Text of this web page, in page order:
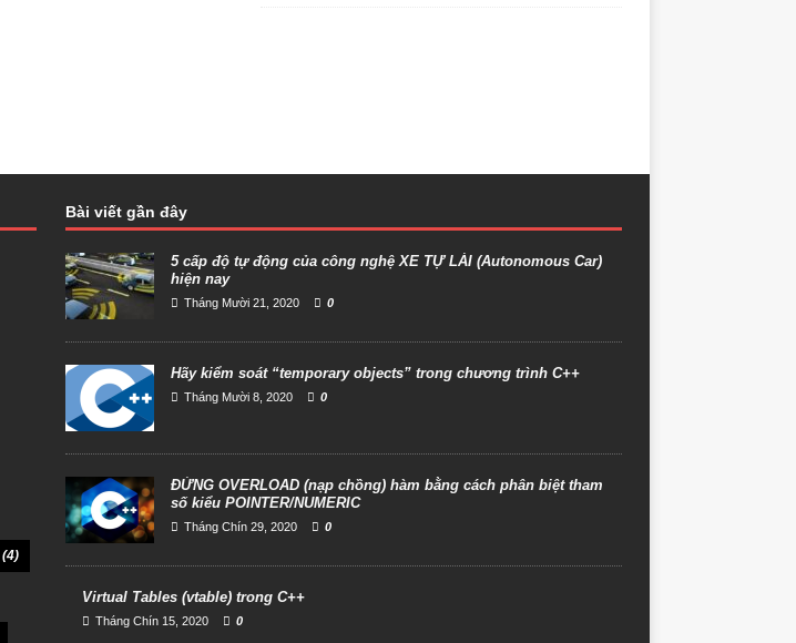
(4)
Bài viết gần đây
5 cấp độ tự động của công nghệ XE TỰ LÁI (Autonomous Car)
hiện nay
Tháng Mười 21, 2020 0
Hãy kiểm soát “temporary objects” trong chương trình C++
Tháng Mười 8, 2020 0
ĐỪNG OVERLOAD (nạp chồng) hàm bằng cách phân biệt tham
số kiểu POINTER/NUMERIC
Tháng Chín 29, 2020 0
Virtual Tables (vtable) trong C++
Tháng Chín 15, 2020 0